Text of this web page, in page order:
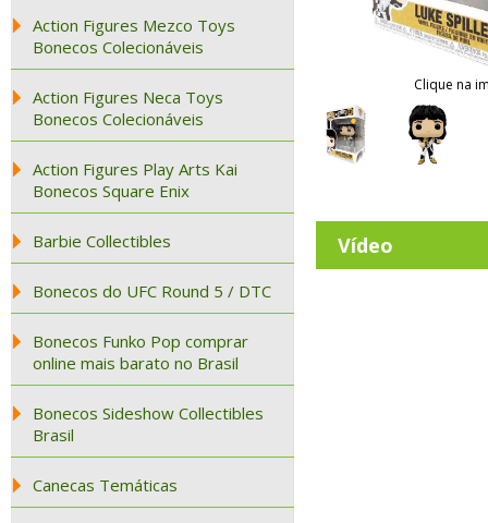
Action Figures Mezco Toys
Bonecos Colecionáveis
Action Figures Neca Toys
Bonecos Colecionáveis
Action Figures Play Arts Kai
Bonecos Square Enix
Barbie Collectibles
Bonecos do UFC Round 5 / DTC
Bonecos Funko Pop comprar
online mais barato no Brasil
Bonecos Sideshow Collectibles
Brasil
Canecas Temáticas
Clique na
Vídeo